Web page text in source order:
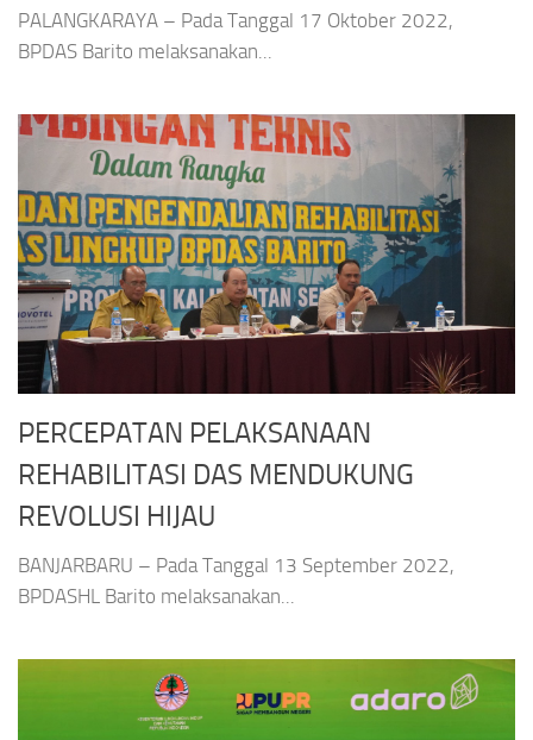
PALANGKARAYA – Pada Tanggal 17 Oktober 2022,
BPDAS Barito melaksanakan...
PERCEPATAN PELAKSANAAN
REHABILITASI DAS MENDUKUNG
REVOLUSI HIJAU
BANJARBARU – Pada Tanggal 13 September 2022,
BPDASHL Barito melaksanakan...